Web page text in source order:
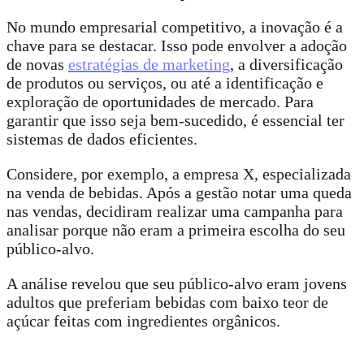
No mundo empresarial competitivo, a inovação é a
chave para se destacar. Isso pode envolver a adoção
de novas estratégias de marketing, a diversificação
de produtos ou serviços, ou até a identificação e
exploração de oportunidades de mercado. Para
garantir que isso seja bem-sucedido, é essencial ter
sistemas de dados eficientes.
Considere, por exemplo, a empresa X, especializada
na venda de bebidas. Após a gestão notar uma queda
nas vendas, decidiram realizar uma campanha para
analisar porque não eram a primeira escolha do seu
público-alvo.
A análise revelou que seu público-alvo eram jovens
adultos que preferiam bebidas com baixo teor de
açúcar feitas com ingredientes orgânicos.